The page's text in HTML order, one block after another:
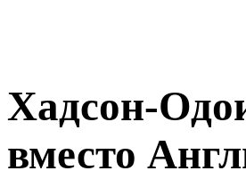
Хадсон-
вместо